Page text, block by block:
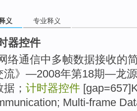
义 专业释义
器控件
络通信中多帧数据接收的
流》—2008年第18期—龙
； 计时器控件
Multi-frame